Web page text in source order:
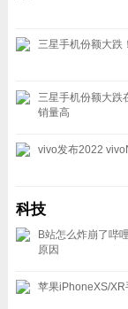
三星手机份额大跌
三星手机份额大跌
销量高
vivo发布2022
科技
B站怎么炸崩了哔
原因
苹果iPhoneXS/